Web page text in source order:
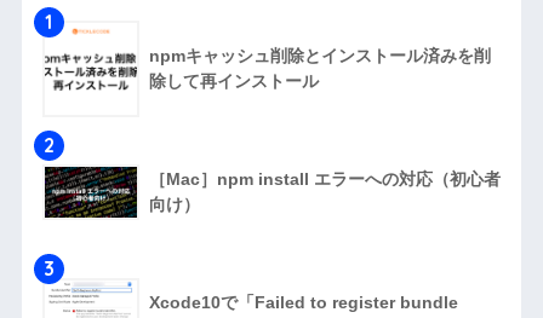
1
npmキャッシュ削除とインストール済みを削
除して再インストール
2
［Mac］npm install エラーへの対応（初心者
向け）
3
Xcode10で「Failed to register bundle